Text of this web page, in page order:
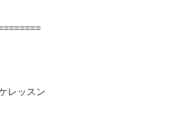
レッスン